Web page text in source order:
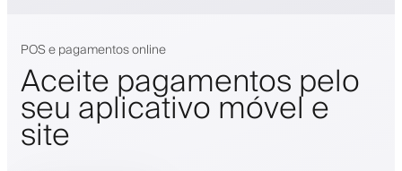
POS e pagamentos online
Aceite pagamentos pelo
seu aplicativo móvel e
site